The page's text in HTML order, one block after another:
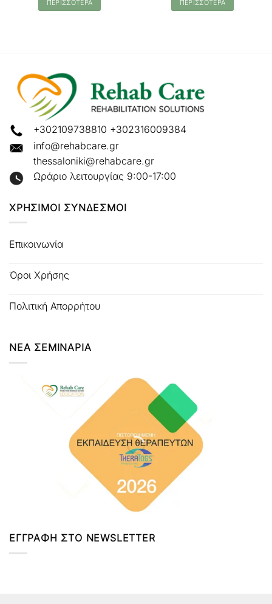
ΠΕΡΙΣΣΟΤΕΡΑ ΠΕΡΙΣΣΟΤΕΡΑ
+302109738810 +302316009384
info@rehabcare.gr
thessaloniki@rehabcare.gr
Ωράριο λειτουργίας 9:00-17:00
ΧΡΗΣΙΜΟΙ ΣΥΝΔΕΣΜΟΙ
Επικοινωνία
Όροι Χρήσης
Πολιτική Απορρήτου
ΝΕΑ ΣΕΜΙΝΑΡΙΑ
ΕΓΓΡΑΦΗ ΣΤΟ NEWSLETTER